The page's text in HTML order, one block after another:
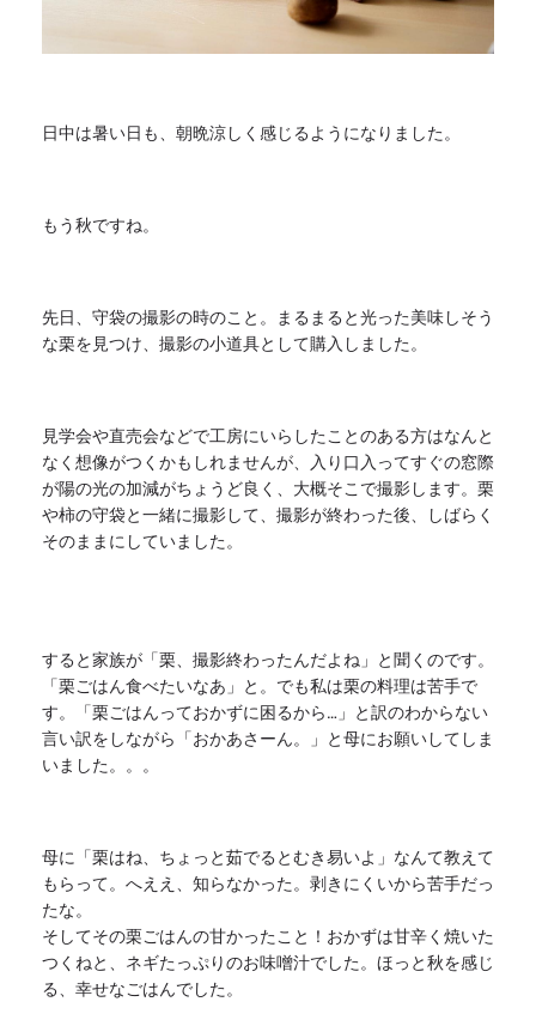
日中は暑い日も、朝晩涼しく感じるようになりました。
もう秋ですね。
先日、守袋の撮影の時のこと。
まるまると光った美味しそう
な栗を見つけ、 撮影の小道具として購入しました。
見学会や直売会などで工房にいらしたことのある方はなんと
なく想像がつくかもしれませんが、
入り口入ってすぐの窓際
が陽の光の加減がちょうど良く、 大概そこで撮影します。栗
や柿の守袋と一緒に撮影して、 撮影が終わった後、しばらく
そのままにしていました。
すると家族が「栗、撮影終わったんだよね」と聞くのです。
「栗ごはん食べたいなあ」と。でも私は栗の料理は苦手で
す。「栗ごはんっておかずに困るから…」 と訳のわからない
言い訳をしながら「おかあさーん。」 と母にお願いしてしま
いました。。。
母に「栗はね、ちょっと茹でるとむき易いよ」 なんて教えて
もらって。へええ、知らなかった。 剥きにくいから苦手だっ
たな。
そしてその栗ごはんの甘かったこと！ おかずは甘辛く焼いた
つくねと、ネギたっぷりのお味噌汁でした。 ほっと秋を感じ
る、幸せなごはんでした。